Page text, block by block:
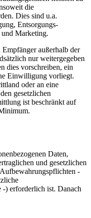
die
Dies sind u.a.
Entsorgungs-
Marketing.
außerhalb der
nur weitergegeben
dies vorschreiben, ein
Einwilligung vorliegt.
oder an eine
gesetzlichen
ist beschränkt auf
Daten,
und gesetzlichen
-
-) erforderlich ist. Danach